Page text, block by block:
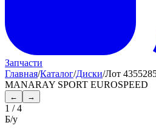
Запчасти
Главная/Каталог/Диски/Лот
MANARAY SPORT EUROSPEED
← →
1 /4
Б/у